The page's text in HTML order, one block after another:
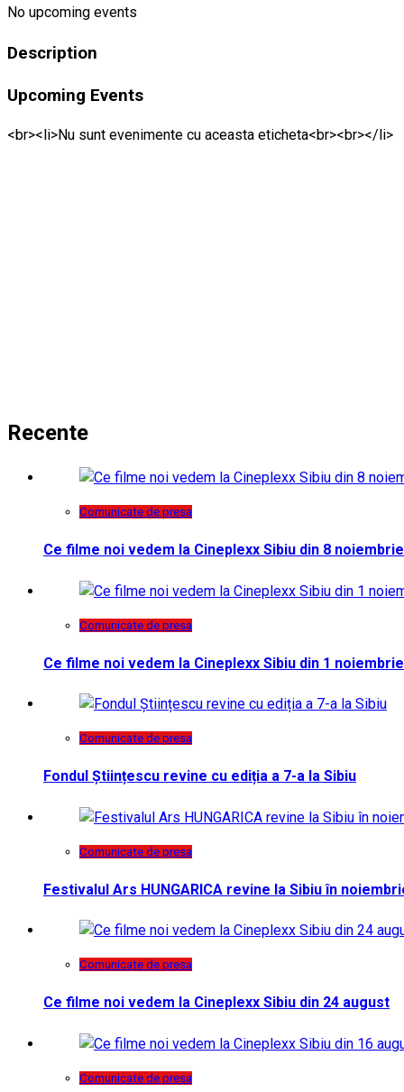
No upcoming events
Description
Upcoming Events
<br><li>Nu sunt evenimente cu aceasta eticheta<br><br></li>
Recente
Comunicate de presa
Ce filme noi vedem la Cineplexx Sibiu din 8 noiembrie
Comunicate de presa
Ce filme noi vedem la Cineplexx Sibiu din 1 noiembrie
Comunicate de presa
Fondul Științescu revine cu ediția a 7-a la Sibiu
Comunicate de presa
Festivalul Ars HUNGARICA revine la Sibiu în
Comunicate de presa
Ce filme noi vedem la Cineplexx Sibiu din 24 august
Comunicate de presa